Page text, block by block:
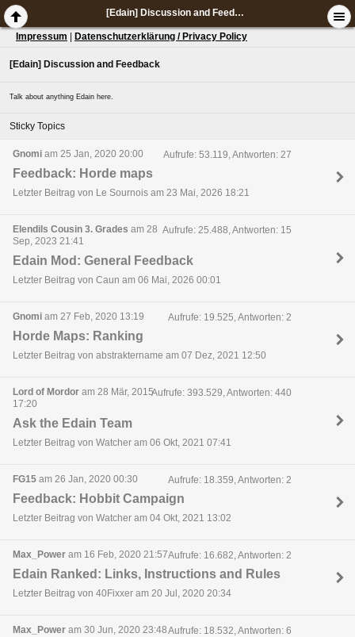
[Edain] Discussion and Feedback
Impressum Datenschutzerklärung / Privacy Policy
[Edain] Discussion and Feedback
Talk about anything Edain here.
Sticky Topics
Gnomi am 25 Jan, 2020 20:00 Aufrufe: 53.119, Antworten: 27
Feedback: Horde maps
Letzter Beitrag von Le Sournois am 23 Mai, 2026 18:21
Elendils Cousin 3. Grades am 28
Sep, 2023 21:41
Aufrufe: 25.488, Antworten: 15
Edain Mod: General Feedback
Letzter Beitrag von Caun am 06 Mai, 2026 00:01
Gnomi am 27 Feb, 2020 13:19 Aufrufe: 19.525, Antworten: 2
Horde Maps: Ranking
Letzter Beitrag von abstraktername am 07 Dez, 2021 12:50
Lord of Mordor am 28 Mär, 2015
17:20
Aufrufe: 393.529, Antworten: 440
Ask the Edain Team
Letzter Beitrag von Watcher am 06 Okt, 2021 07:41
FG15 am 26 Jan, 2020 00:30 Aufrufe: 18.359, Antworten: 2
Feedback: Hobbit Campaign
Letzter Beitrag von Watcher am 04 Okt, 2021 13:02
Max_Power am 16 Feb, 2020 21:57Aufrufe: 16.682, Antworten: 2
Edain Ranked: Links, Instructions and Rules
Letzter Beitrag von 40Fixxer am 20 Jul, 2020 20:34
Max_Power am 30 Jun, 2020 23:48Aufrufe: 18.532, Antworten: 6